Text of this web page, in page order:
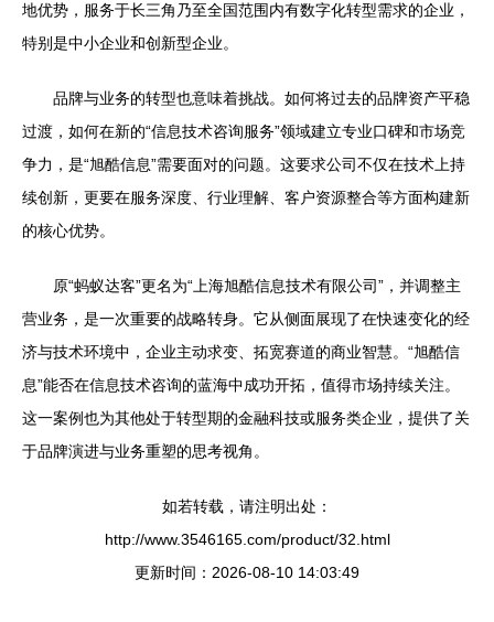
地优势，服务于长三角乃至全国范围内有数字化转型需求的企业，
特别是中小企业和创新型企业。
品牌与业务的转型也意味着挑战。如何将过去的品牌资产平稳
过渡，如何在新的“信息技术咨询服务”领域建立专业口碑和市场竞
争力，是“旭酷信息”需要面对的问题。这要求公司不仅在技术上持
续创新，更要在服务深度、行业理解、客户资源整合等方面构建新
的核心优势。
原“蚂蚁达客”更名为“上海旭酷信息技术有限公司”，并调整主
营业务，是一次重要的战略转身。它从侧面展现了在快速变化的经
济与技术环境中，企业主动求变、拓宽赛道的商业智慧。“旭酷信
息”能否在信息技术咨询的蓝海中成功开拓，值得市场持续关注。
这一案例也为其他处于转型期的金融科技或服务类企业，提供了关
于品牌演进与业务重塑的思考视角。
如若转载，请注明出处：
http://www.3546165.com/product/32.html
更新时间：2026-08-10 14:03:49